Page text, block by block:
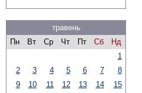
травень
Пн
Вт Ср Чт Пт Сб
Нд
1
2
3 4 5 6 7
8
9
10 11 12 13 14
15